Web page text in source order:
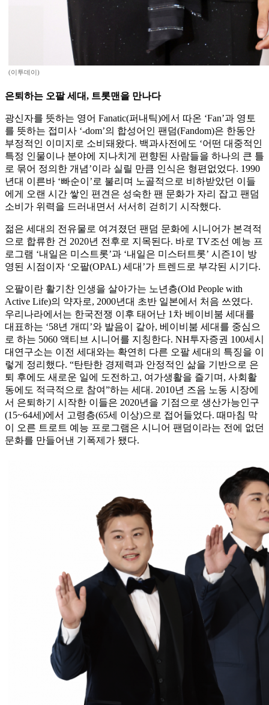
(이투데이)
은퇴하는 오팔 세대, 트롯맨을 만나다
광신자를 뜻하는 영어 Fanatic(퍼내틱)에서 따온 ‘Fan’과 영토
를 뜻하는 접미사 ‘-dom’의 합성어인 팬덤(Fandom)은 한동안
부정적인 이미지로 소비돼왔다. 백과사전에도 ‘어떤 대중적인
특정 인물이나 분야에 지나치게 편향된 사람들을 하나의 큰 틀
로 묶어 정의한 개념’이라 실릴 만큼 인식은 형편없었다. 1990
년대 이른바 ‘빠순이’로 불리며 노골적으로 비하받았던 이들
에게 오랜 시간 쌓인 편견은 성숙한 팬 문화가 자리 잡고 팬덤
소비가 위력을 드러내면서 서서히 걷히기 시작했다.
젊은 세대의 전유물로 여겨졌던 팬덤 문화에 시니어가 본격적
으로 합류한 건 2020년 전후로 지목된다. 바로 TV조선 예능 프
로그램 ‘내일은 미스트롯’과 ‘내일은 미스터트롯’ 시즌1이 방
영된 시점이자 ‘오팔(OPAL) 세대’가 트렌드로 부각된 시기다.
오팔이란 활기찬 인생을 살아가는 노년층(Old People with
Active Life)의 약자로, 2000년대 초반 일본에서 처음 쓰였다.
우리나라에서는 한국전쟁 이후 태어난 1차 베이비붐 세대를
대표하는 ‘58년 개띠’와 발음이 같아, 베이비붐 세대를 중심으
로 하는 5060 액티브 시니어를 지칭한다. NH투자증권 100세시
대연구소는 이전 세대와는 확연히 다른 오팔 세대의 특징을 이
렇게 정리했다. “탄탄한 경제력과 안정적인 삶을 기반으로 은
퇴 후에도 새로운 일에 도전하고, 여가생활을 즐기며, 사회활
동에도 적극적으로 참여”하는 세대. 2010년 즈음 노동 시장에
서 은퇴하기 시작한 이들은 2020년을 기점으로 생산가능인구
(15~64세)에서 고령층(65세 이상)으로 접어들었다. 때마침 막
이 오른 트로트 예능 프로그램은 시니어 팬덤이라는 전에 없던
문화를 만들어낸 기폭제가 됐다.